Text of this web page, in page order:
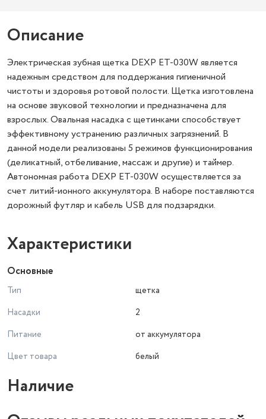
Описание
Электрическая зубная щетка DEXP ET-030W является
надежным средством для поддержания гигиеничной
чистоты и здоровья ротовой полости. Щетка изготовлена
на основе звуковой технологии и предназначена для
взрослых. Овальная насадка с щетинками способствует
эффективному устранению различных загрязнений. В
данной модели реализованы 5 режимов функционирования
(деликатный, отбеливание, массаж и другие) и таймер.
Автономная работа DEXP ET-030W осуществляется за
счет литий-ионного аккумулятора. В наборе поставляются
дорожный футляр и кабель USB для подзарядки.
Характеристики
Основные
Тип
щетка
Насадки
2
Питание
от аккумулятора
Цвет товара
белый
Наличие